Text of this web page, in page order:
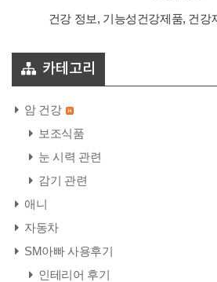
건강 정보, 기능성건강제품, 건강
카테고리
암 건강
보조식품
눈 시력 관련
감기 관련
애니
자동차
SM아빠 사용후기
인테리어 후기